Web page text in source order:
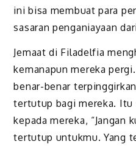
ini bisa membuat para
sasaran penganiayaan
Jemaat di Filadelfia
kemanapun mereka
benar-benar
tertutup bagi mereka. Itu
kepada mereka, “Jangan
tertutup untukmu. Yang